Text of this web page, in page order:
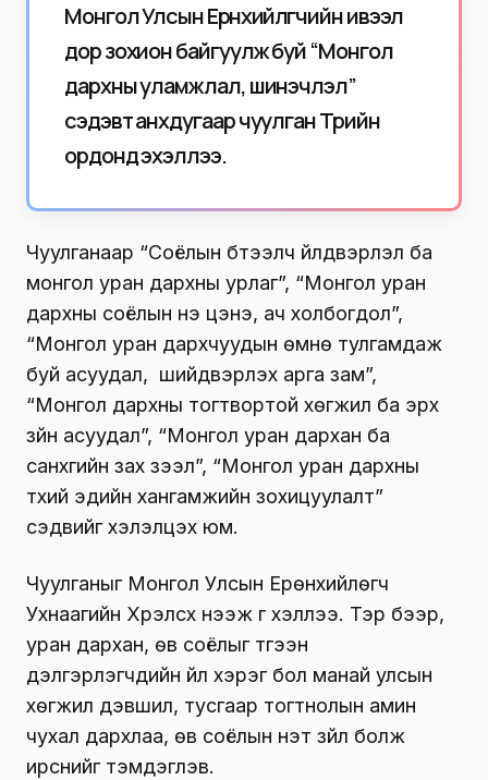
Монгол Улсын Ерөнхийлөгчийн ивээл
дор зохион байгуулж буй “Монгол
дархны уламжлал, шинэчлэл”
сэдэвт анхдугаар чуулган Төрийн
ордонд эхэллээ.
Чуулганаар “Соёлын бүтээлч үйлдвэрлэл ба
монгол уран дархны урлаг”, “Монгол уран
дархны соёлын үнэ цэнэ, ач холбогдол”,
“Монгол уран дархчуудын өмнө тулгамдаж
буй асуудал, шийдвэрлэх арга зам”,
“Монгол дархны тогтвортой хөгжил ба эрх
зүйн асуудал”, “Монгол уран дархан ба
санхүүгийн зах зээл”, “Монгол уран дархны
түүхий эдийн хангамжийн зохицуулалт”
сэдвийг хэлэлцэх юм.
Чуулганыг Монгол Улсын Ерөнхийлөгч
Ухнаагийн Хүрэлсүх нээж үг хэллээ. Тэр бээр,
уран дархан, өв соёлыг түгээн
дэлгэрүүлэгчдийн үйл хэрэг бол манай улсын
хөгжил дэвшил, тусгаар тогтнолын амин
чухал дархлаа, өв соёлын үнэт зүйл болж
ирснийг тэмдэглэв.